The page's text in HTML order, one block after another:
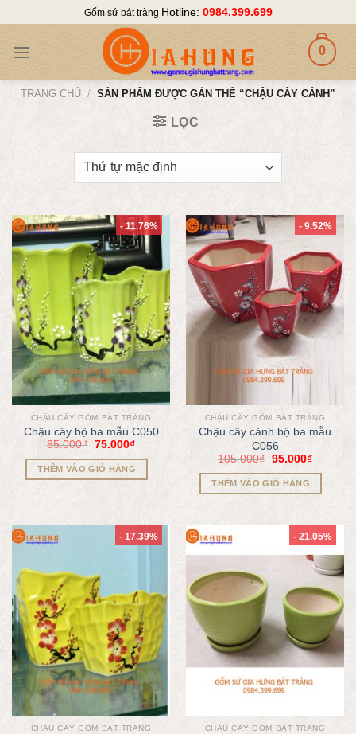
content
Gốm sứ bát tràng Hotline: 0984.399.699
0
TRANG CHỦ / SẢN PHẨM ĐƯỢC GẮN THẺ “CHẬU CÂY CẢNH”
LỌC
- 11.76%
CHẬU CÂY GỐM BÁT TRÀNG
Chậu cây bộ ba mẫu C050
85.000₫ 75.000₫
THÊM VÀO GIỎ HÀNG
- 9.52%
CHẬU CÂY GỐM BÁT TRÀNG
Chậu cây cảnh bộ ba mẫu
C056
105.000₫ 95.000₫
THÊM VÀO GIỎ HÀNG
- 17.39%
CHẬU CÂY GỐM BÁT TRÀNG
- 21.05%
CHẬU CÂY GỐM BÁT TRÀNG